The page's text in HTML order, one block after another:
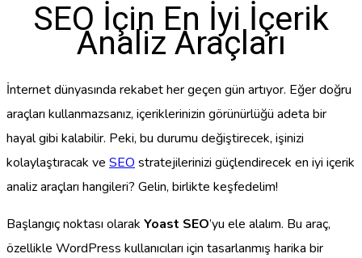
SEO İçin En İyi İçerik
Analiz Araçları
İnternet dünyasında rekabet her geçen gün artıyor. Eğer doğru
araçları kullanmazsanız, içeriklerinizin görünürlüğü adeta bir
hayal gibi kalabilir. Peki, bu durumu değiştirecek, işinizi
kolaylaştıracak ve SEO stratejilerinizi güçlendirecek en iyi içerik
analiz araçları hangileri? Gelin, birlikte keşfedelim!
Başlangıç noktası olarak Yoast SEO’yu ele alalım. Bu araç,
özellikle WordPress kullanıcıları için tasarlanmış harika bir